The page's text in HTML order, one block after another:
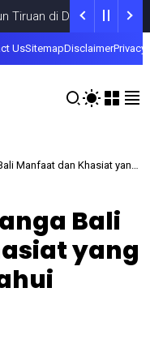
Dunia Digital, Marak
UsSitemapDisclaimerPrivacy
dan Khasiat yang Harus Anda Ketahui
Bali
yang